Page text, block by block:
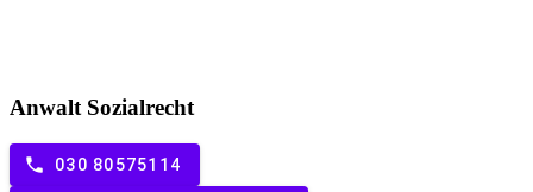
Anwalt Sozialrecht
phone 030 80575114